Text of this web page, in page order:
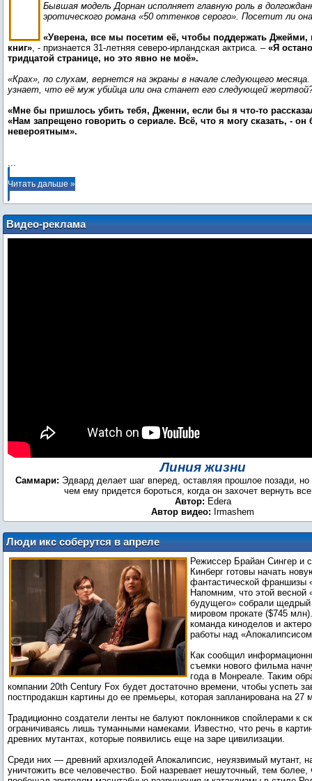
Бывшая модель Дорнан исполняет главную роль в
эротического романа «50 оттенков серого». Посетит ли
«Уверена, все мы посетим её, чтобы поддержать Джейми,
книг», - признается 31-летняя северо-ирландская актриса. – «Я
тридцатой странице, но это явно не моё».
«Крах», по слухам, вернется на экраны в начале следующего месяца.
узнает, что её муж убийца или она станет его следующей
«Мне бы пришлось убить тебя, Дженни, если бы я что-то
«Нам запрещено говорить о сериале. Всё, что я могу сказать, - он
невероятным».
...
Читать дальше »
Видео-реклама
Линия жизни
Саммари: Эдвард делает шаг вперед, оставляя прошлое позади,
чем ему придется бороться, когда он захочет вернуть
Автор: Edera
Автор видео: Irmashem
Люди икс соберутся в апреле
Режиссер Брайан Сингер и
Кинберг готовы начать
фантастической франшизы
Напомним, что этой весной
будущего» собрали
мировом прокате ($745
команда киноделов и
работы над
Как сообщил
съемки нового фильма
года в Монреале. Таким
компании 20th Century Fox будет достаточно времени, чтобы успеть
постпродакшн картины до ее премьеры, которая запланирована на 27
Традиционно создатели ленты не балуют поклонников спойлерами к
ограничиваясь лишь туманными намеками. Известно, что речь в
древних мутантах, которые появились еще на заре цивилизации.
Среди них — древний архизлодей Апокалипсис, неуязвимый мутант,
уничтожить все человечество. Бой назревает нешуточный, тем более,